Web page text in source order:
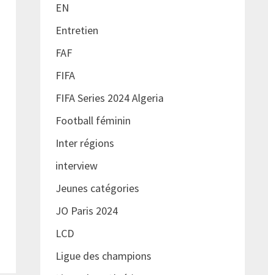
EN
Entretien
FAF
FIFA
FIFA Series 2024 Algeria
Football féminin
Inter régions
interview
Jeunes catégories
JO Paris 2024
LCD
Ligue des champions